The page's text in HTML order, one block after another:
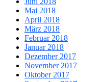
Mai 2018
April 2018
März 2018
Februar 2018
Januar 2018
Dezember 2017
November 2017
Oktober 2017